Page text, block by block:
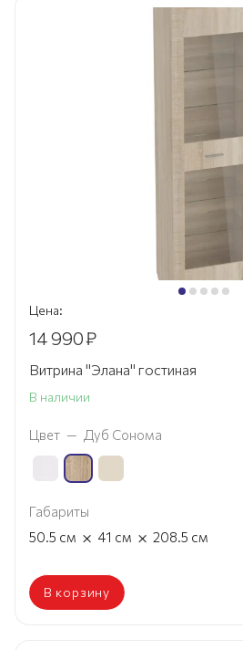
Цена:
14 990₽
Витрина "Элана" гостиная
В наличии
Цвет — Дуб Сонома
Габариты
50.5 см × 41 см × 208.5 см
В корзину